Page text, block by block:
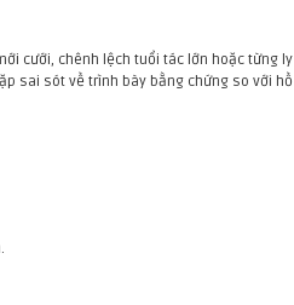
cưới, chênh lệch tuổi tác lớn hoặc từng ly
sai sót về trình bày bằng chứng so với hồ